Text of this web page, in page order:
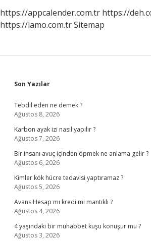
https://appcalender.com.tr https://
https://lamo.com.trSitemap
Sidebar
Son Yazılar
Tebdil eden ne demek ?
Ağustos 8, 2026
Karbon ayak izi nasıl yapılır ?
Ağustos 7, 2026
Bir insanı avuç içinden öpmek ne anlama gelir ?
Ağustos 6, 2026
Kimler kök hücre tedavisi yaptıramaz ?
Ağustos 5, 2026
Avans Hesap mı kredi mi mantıklı ?
Ağustos 4, 2026
4 yaşındaki bir muhabbet kuşu konuşur mu ?
Ağustos 3, 2026